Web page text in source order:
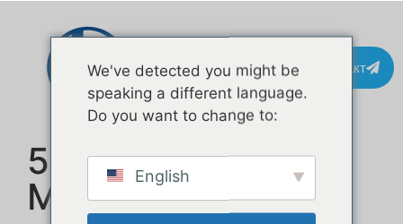
Контакт
5M Food Trailer За
Mrs.Rosie Во UK
We've detected you might be
speaking a different language.
Do you want to change to:
English